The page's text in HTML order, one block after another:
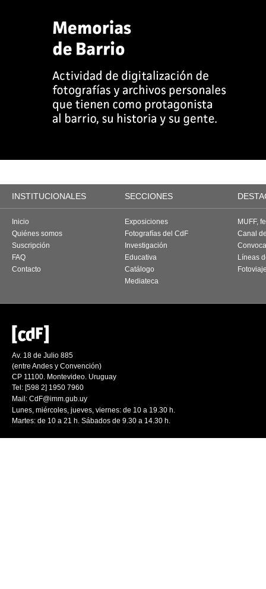
INSTITUCIONALES SECCIONES
Inicio
Quiénes somos
Suscripción
FAQ
Contacto
Exposiciones
Fotografías del CdF
Investigación
Educativa
Catálogo
Mediateca
MUFF,
Canal
Líneas
Av. 18 de Julio 885
(entre Andes y Convención)
CP 11100. Montevideo. Uruguay
Tel: [598 2] 1950 7960
Mail: CdF@imm.gub.uy
Lunes, miércoles, jueves, viernes: de 10 a 19.30 h.
Martes: de 10 a 21 h. Sábados de 9.30 a 14.30 h.